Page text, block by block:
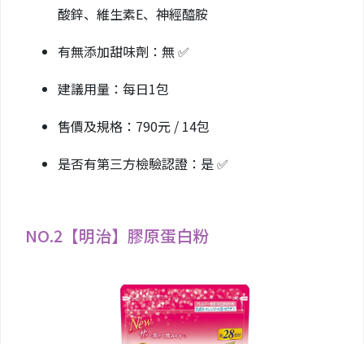
酸鋅、維生素E、神經醯胺
有無添加甜味劑：無 ✅
建議用量：每日1包
售價及規格：790元 / 14包
是否有第三方檢驗認證：是 ✅
NO.2【明治】膠原蛋白粉